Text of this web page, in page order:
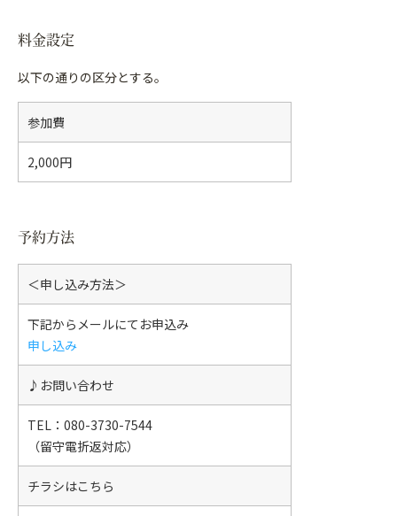
料金設定
以下の通りの区分とする。
参加費
2,000円
予約方法
＜申し込み方法＞
下記からメールにてお申込み
申し込み
♪お問い合わせ
TEL：080-3730-7544
（留守電折返対応）
チラシはこちら